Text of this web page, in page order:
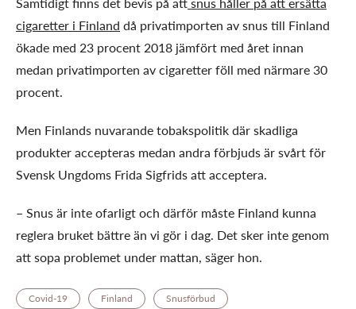
cigaretter i Finland då privatimporten av snus till Finland
ökade med 23 procent 2018 jämfört med året innan
medan privatimporten av cigaretter föll med närmare 30
procent.
Men Finlands nuvarande tobakspolitik där skadliga
produkter accepteras medan andra förbjuds är svårt för
Svensk Ungdoms Frida Sigfrids att acceptera.
– Snus är inte ofarligt och därför måste Finland kunna
reglera bruket bättre än vi gör i dag. Det sker inte genom
att sopa problemet under mattan, säger hon.
Covid-19 Finland Snusförbud